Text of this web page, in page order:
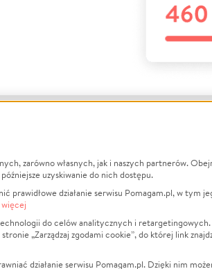
O nas
Opinie
Raporty
Za darmo
zarówno własnych, jak i naszych partnerów.
uzyskiwanie do nich dostępu.
działanie serwisu Pomagam.pl, w tym
do celów analitycznych i retargetingowych.
„Zarządzaj zgodami cookie”, do której link
działanie serwisu Pomagam.pl. Dzięki nim